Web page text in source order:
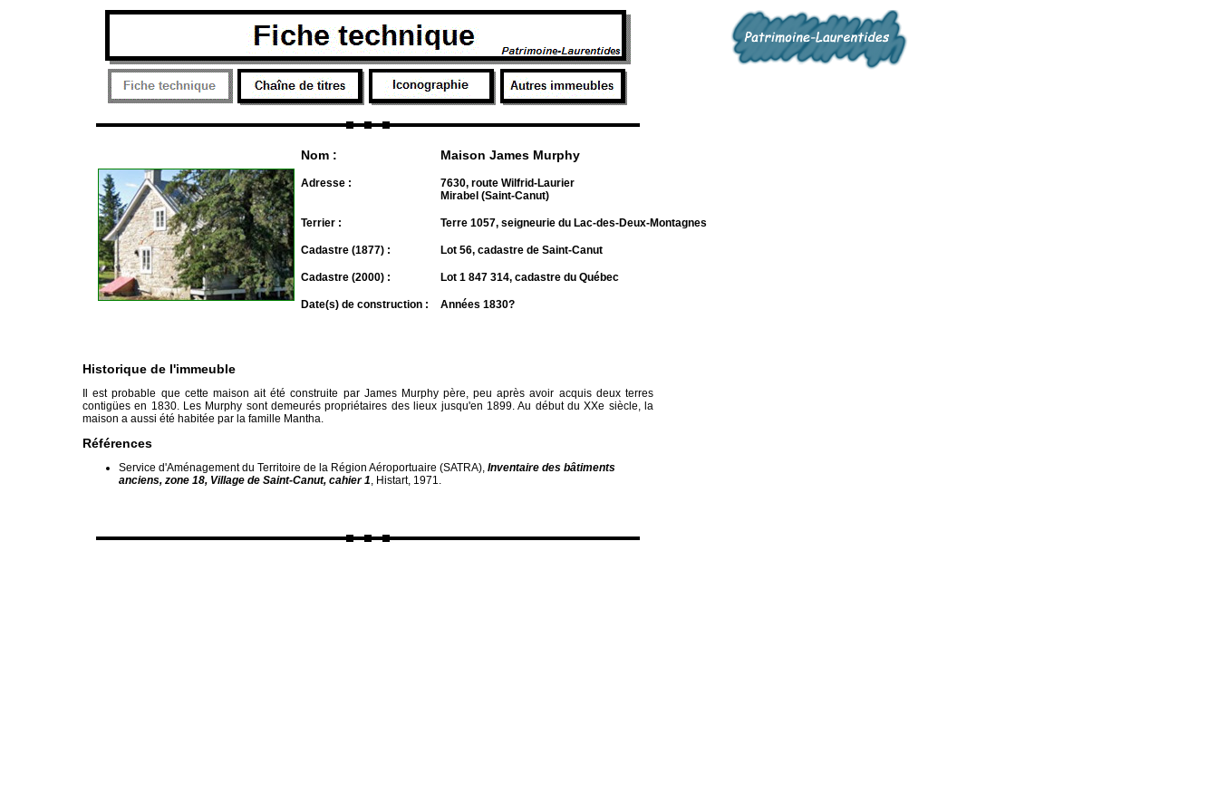
Nom : Maison James Murphy
Adresse :
7630, route Wilfrid-Laurier
Mirabel (Saint-Canut)
Terrier : Terre 1057, seigneurie du Lac-des-Deux-Montagnes
Cadastre (1877) : Lot 56, cadastre de Saint-Canut
Cadastre (2000) : Lot 1 847 314, cadastre du Québec
Date(s) de construction : Années 1830?
Historique de l'immeuble
Il est probable que cette maison ait été construite par James Murphy père, peu après avoir acquis deux terres
contigües en 1830. Les Murphy sont demeurés propriétaires des lieux jusqu'en 1899. Au début du XXe siècle, la
maison a aussi été habitée par la famille Mantha.
Références
Service d'Aménagement du Territoire de la Région Aéroportuaire (SATRA), Inventaire des bâtiments
anciens, zone 18, Village de Saint-Canut, cahier 1 , Histart, 1971.